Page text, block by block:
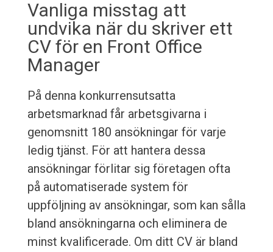
Vanliga misstag att
undvika när du skriver ett
CV för en Front Office
Manager
På denna konkurrensutsatta
arbetsmarknad får arbetsgivarna i
genomsnitt 180 ansökningar för varje
ledig tjänst. För att hantera dessa
ansökningar förlitar sig företagen ofta
på automatiserade system för
uppföljning av ansökningar, som kan sålla
bland ansökningarna och eliminera de
minst kvalificerade. Om ditt CV är bland